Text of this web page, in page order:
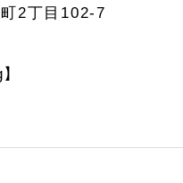
2丁目102-7